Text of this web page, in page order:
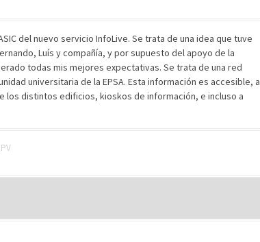
del nuevo servicio InfoLive. Se trata de una idea que tuve
Luís y compañía, y por supuesto del apoyo de la
todas mis mejores expectativas. Se trata de una red
universitaria de la EPSA. Esta información es accesible, a
los distintos edificios, kioskos de información, e incluso a